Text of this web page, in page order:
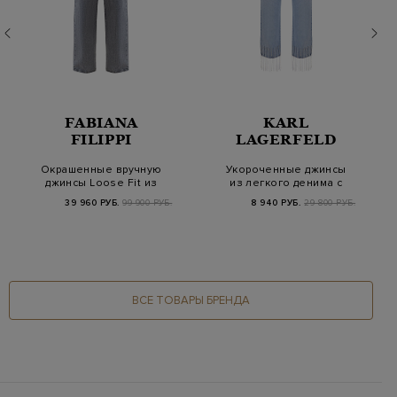
FABIANA
FILIPPI
Окрашенные вручную
джинсы Loose Fit из
хлопкового дени…
39 960 РУБ. 99 900 РУБ.
KARL
LAGERFELD
Укороченные джинсы
из легкого денима с
мерцающими подв…
8 940 РУБ. 29 800 РУБ.
ВСЕ ТОВАРЫ БРЕНДА